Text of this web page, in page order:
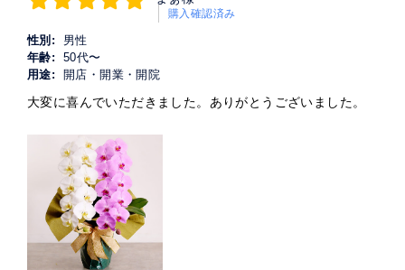
購入確認済み
性別:
男性
年齢:
50代〜
用途:
開店・開業・開院
大変に喜んでいただきました。ありがとうございました。